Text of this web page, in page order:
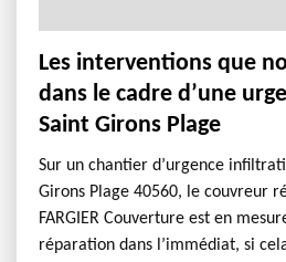
Les interventions que
dans le cadre d’une
Saint Girons Plage
Sur un chantier d’urgence
Girons Plage 40560, le couvreur
FARGIER Couverture est en
réparation dans l’immédiat, si